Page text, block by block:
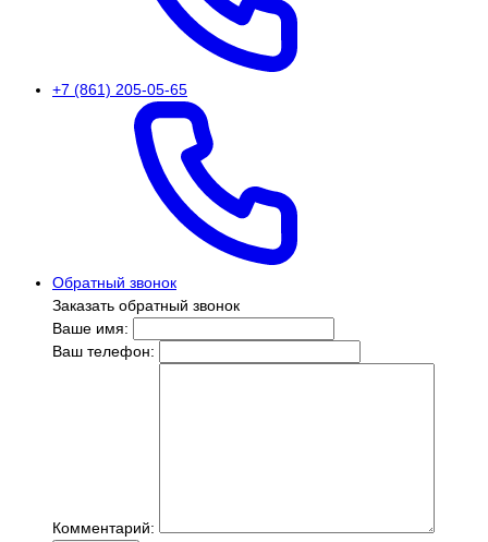
+7 (861) 205-05-65
Обратный звонок
Заказать обратный звонок
Ваше имя:
Ваш телефон:
Комментарий: